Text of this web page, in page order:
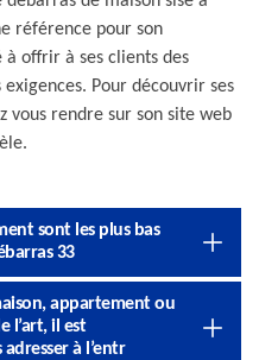
référence pour son
à offrir à ses clients des
Pour découvrir ses
vous rendre sur son site web
sont les plus bas
33
appartement ou
l’art, il est
à l’entr